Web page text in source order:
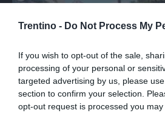
Trentino - Do Not Process My
If you wish to opt-out of the sale,
processing of your personal or
targeted advertising by us, please
section to confirm your selection.
opt-out request is processed you